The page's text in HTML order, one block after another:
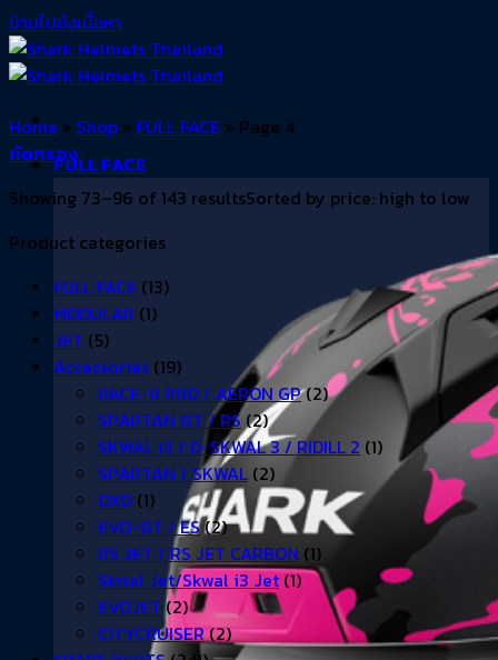
ข้ามไปยังเนื้อหา
FULL FACE
Home » Shop» FULL FACE» Page 4
คัดกรอง
Showing 73–96 of 143 resultsSorted by price: high to low
Product categories
FULL FACE (13)
MODULAR (1)
JET (5)
Accessories (19)
RACE-R PRO / AERON GP (2)
SPARTAN GT / RS(2)
SKWAL i3 / D-SKWAL 3 / RIDILL 2 (1)
SPARTAN / SKWAL (2)
OXO (1)
EVO-GT / ES(2)
RS JET / RS JET CARBON (1)
Skwal Jet/Skwal i3 Jet(1)
EVOJET (2)
CITYCRUISER(2)